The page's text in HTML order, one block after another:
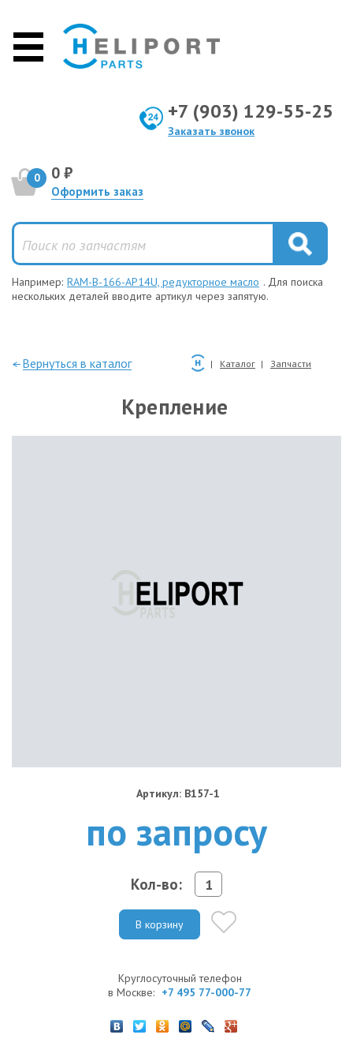
+7 (903) 129-55-25
Заказать звонок
0 0 ₽
Оформить заказ
Например: RAM-B-166-AP14U, редукторное масло . Для поиска
нескольких деталей вводите артикул через запятую.
—Вернуться в каталог Каталог Запчасти
Крепление
Артикул: B157-1
по запросу
Кол-во:
В корзину
Круглосуточный телефон
в Москве: +7 495 77-000-77